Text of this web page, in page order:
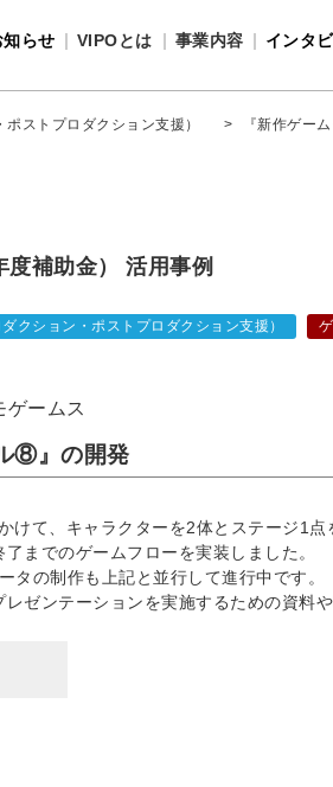
知らせ VIPOとは
VIPOとは
事業内容
インタ
ストプロダクション支援） > 『新作ゲー
補助金） 活用事例
クション・ポストプロダクション支援）
ゲームス
⑧』の開発
けて、キャラクターを2体とステージ1点
までのゲームフローを実装しました。
タの制作も上記と並行して進行中です。
ゼンテーションを実施するための資料や